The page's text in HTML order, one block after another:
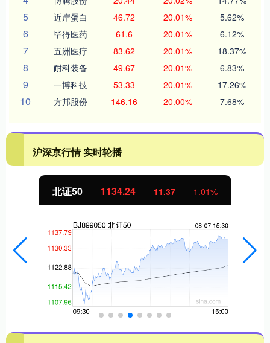
5 近岸蛋白 46.72 20.01% 5.62%
6 毕得医药 61.6 20.01% 6.12%
7 五洲医疗 83.62 20.01% 18.37%
8 耐科装备 49.67 20.01% 6.83%
9 一博科技 53.33 20.01% 17.26%
10 方邦股份 146.16 20.00% 7.68%
沪深京行情 实时轮播
北证50 1134.24 11.37 1.01%